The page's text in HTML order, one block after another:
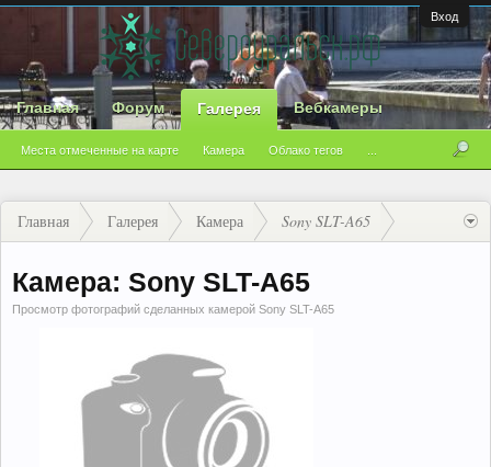
Вход
Главная Форум Галерея
Места отмеченные на карте Камера Облако тегов
Вебкамеры
Главная Галерея Камера Sony SLT-A65
Камера: Sony SLT-A65
Просмотр фотографий сделанных камерой Sony SLT-A65